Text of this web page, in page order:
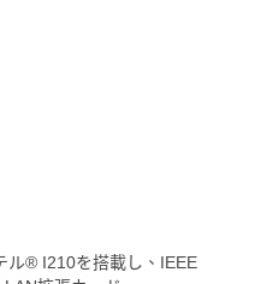
ル® I210を搭載し、IEEE